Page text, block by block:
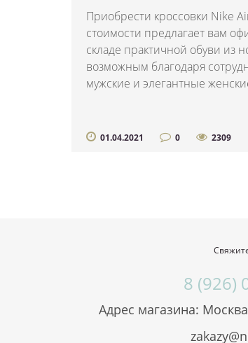
Приобрести кроссовки Nike
стоимости предлагает вам
складе практичной обуви из
возможным благодаря
мужские и элегантные
01.04.2021 0 2309
8 (926)
Адрес магазина: